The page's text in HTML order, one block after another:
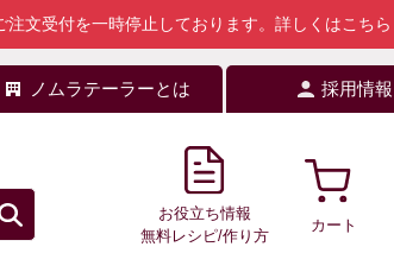
文受付を一時停止しております。 詳しくはこちら
ノムラテーラーとは 採用情報
お役立ち情報
無料レシピ/作り方
カート